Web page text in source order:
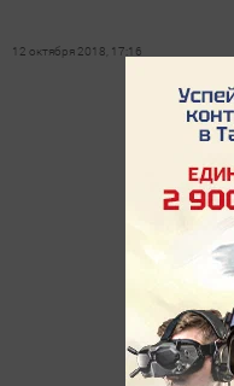
12 октября 2018, 17:16